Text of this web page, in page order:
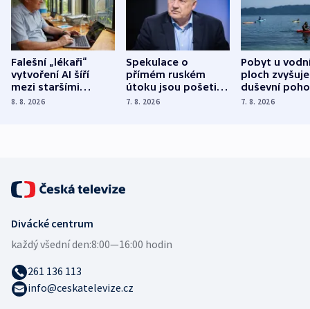
Falešní „lékaři“
vytvoření AI šíří
mezi staršími
Poláky nebezpečné
8. 8. 2026
Spekulace o
přímém ruském
útoku jsou pošetilé,
míní estonský
7. 8. 2026
Pobyt u
ploch zvyšuje
duševní
ukázala
7. 8. 2026
Divácké centrum
každý všední den:8:00—16:00 hodin
261 136 113
info@ceskatelevize.cz